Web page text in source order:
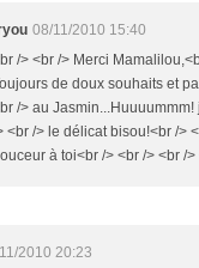
08/11/2010 15:40
/> <br /> Merci
de doux souhaits et
/> au
<br /> le délicat bisou!<br />
à toi<br /> <br /> <br />
2010 20:23